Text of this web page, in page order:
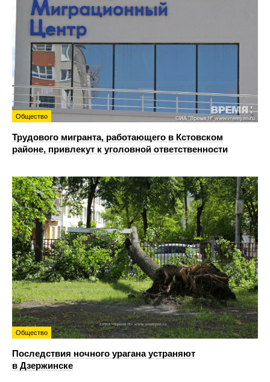
Общество
Трудового мигранта, работающего в Кстовском
районе, привлекут к уголовной ответственности
Общество
Последствия ночного урагана устраняют
в Дзержинске